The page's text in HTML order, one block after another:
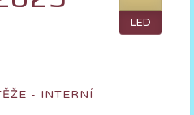
LED
- INTERNÍ